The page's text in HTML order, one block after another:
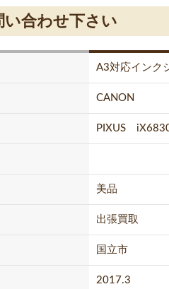
い合わせ下さい
A3対応インク
CANON
PIXUS
美品
出張買取
国立市
2017.3